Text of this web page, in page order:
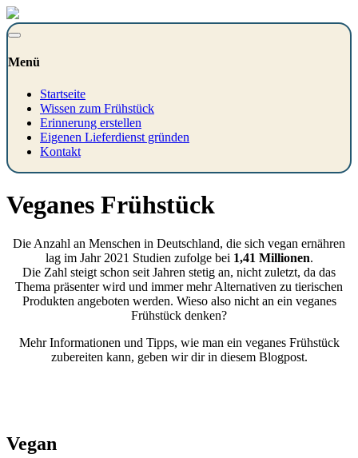
Menü
Startseite
Wissen zum Frühstück
Erinnerung erstellen
Eigenen Lieferdienst gründen
Kontakt
Veganes Frühstück
Die Anzahl an Menschen in Deutschland, die sich vegan ernähren
lag im Jahr 2021 Studien zufolge bei 1,41 Millionen.
Die Zahl steigt schon seit Jahren stetig an, nicht zuletzt, da das
Thema präsenter wird und immer mehr Alternativen zu tierischen
Produkten angeboten werden. Wieso also nicht an ein veganes
Frühstück denken?
Mehr Informationen und Tipps, wie man ein veganes Frühstück
zubereiten kann, geben wir dir in diesem Blogpost.
Vegan